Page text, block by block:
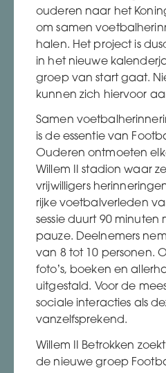
ouderen naar het
om samen
halen. Het project is
in het nieuwe
groep van start gaat.
kunnen zich hiervoor
Samen
is de essentie van
Ouderen ontmoeten
Willem II stadion waar
vrijwilligers
rijke voetbalverleden
sessie duurt 90 minuten
pauze. Deelnemers
van 8 tot 10 personen.
foto’s, boeken en
uitgestald. Voor de
sociale interacties als
vanzelfsprekend.
Willem II Betrokken
de nieuwe groep